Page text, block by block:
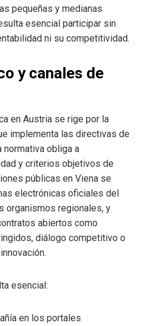
pequeñas y medianas
esencial participar sin
ni su competitividad.
y canales de
en Austria se rige por la
implementa las directivas de
normativa obliga a
y criterios objetivos de
públicas en Viena se
electrónicas oficiales del
organismos regionales, y
abiertos como
diálogo competitivo o
esencial:
en los portales